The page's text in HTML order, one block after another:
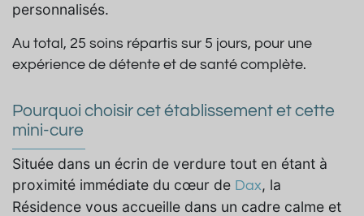
personnalisés.
Au total, 25 soins répartis sur 5 jours, pour une
expérience de détente et de santé complète.
Pourquoi choisir cet établissement et cette
mini-cure
Située dans un écrin de verdure tout en étant à
proximité immédiate du cœur de Dax, la
Résidence vous accueille dans un cadre calme et